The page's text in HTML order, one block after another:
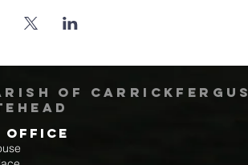
of Carrickfergus
Office